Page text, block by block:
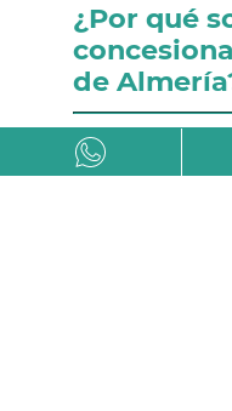
¿Por qué
de
En Avanti
concesionario